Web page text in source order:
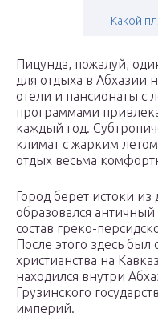
Какой
Пицунда, пожалуй,
для отдыха в
отели и пансионаты с
программами
каждый год.
климат с жарким
отдых весьма
Город берет истоки из
образовался
состав греко-
После этого здесь
христианства на
находился внутри
Грузинского
империй.